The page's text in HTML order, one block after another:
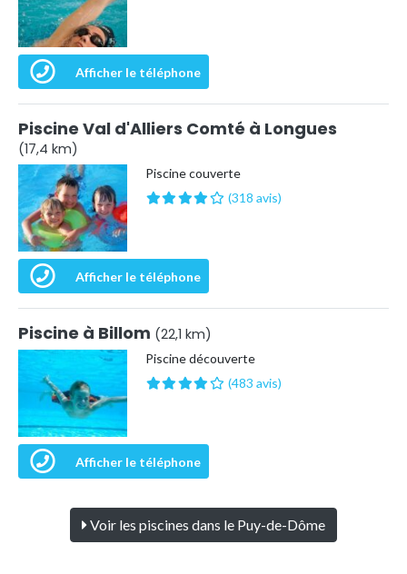
Afficher le téléphone
Piscine Val d'Alliers Comté à Longues
(17,4 km)
Piscine couverte
(318 avis)
Afficher le téléphone
Piscine à Billom (22,1 km)
Piscine découverte
(483 avis)
Afficher le téléphone
Voir les piscines dans le Puy-de-Dôme